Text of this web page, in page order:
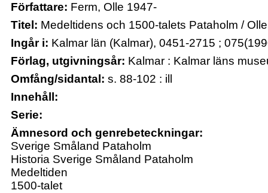
Författare: Ferm, Olle 1947-
Titel: Medeltidens och 1500-talets Pataholm /
Ingår i: Kalmar län (Kalmar), 0451-2715 ;
Förlag, utgivningsår: Kalmar : Kalmar läns
Omfång/sidantal: s. 88-102 : ill
Innehåll:
Serie:
Ämnesord och genrebeteckningar:
Sverige Småland Pataholm
Historia Sverige Småland Pataholm
Medeltiden
1500-talet